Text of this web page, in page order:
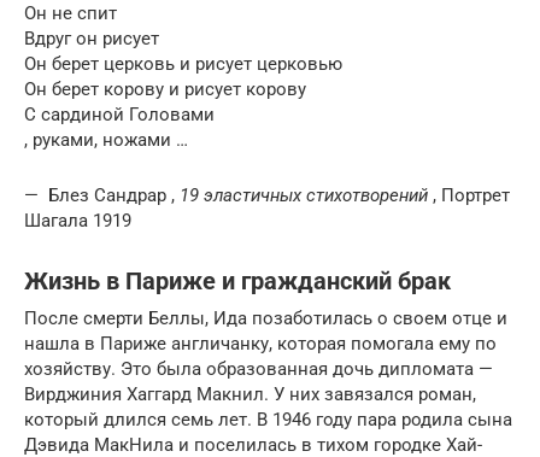
Он не спит
Вдруг он рисует
Он берет церковь и рисует церковью
Он берет корову и рисует корову
С сардиной Головами
, руками, ножами …
— Блез Сандрар , 19 эластичных стихотворений , Портрет
Шагала 1919
Жизнь в Париже и гражданский брак
После смерти Беллы, Ида позаботилась о своем отце и
нашла в Париже англичанку, которая помогала ему по
хозяйству. Это была образованная дочь дипломата —
Вирджиния Хаггард Макнил. У них завязался роман,
который длился семь лет. В 1946 году пара родила сына
Дэвида МакНила и поселилась в тихом городке Хай-